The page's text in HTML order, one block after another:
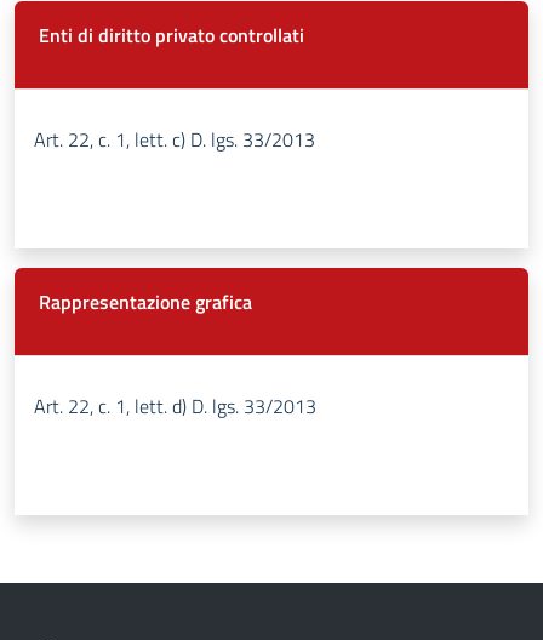
Enti di diritto privato controllati
Art. 22, c. 1, lett. c) D. lgs. 33/2013
Rappresentazione grafica
Art. 22, c. 1, lett. d) D. lgs. 33/2013